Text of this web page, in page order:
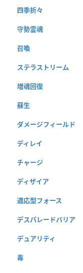
四季折々
守勢霊魂
召喚
ステラストリーム
増魂回復
蘇生
ダメージフィールド
ディレイ
チャージ
ディザイア
適応型フォース
デスパレードバリア
デュアリティ
毒